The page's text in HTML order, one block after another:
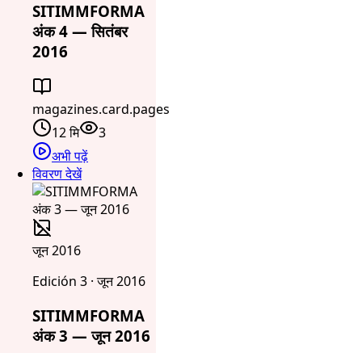
SITIMMFORMA
अंक 4 — सितंबर
2016
magazines.card.pages
12 मि
3
अभी पढ़ें
विवरण देखें
जून 2016
Edición 3 · जून 2016
SITIMMFORMA
अंक 3 — जून 2016